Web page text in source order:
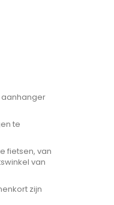
aanhanger
te
fietsen, van
van
zijn